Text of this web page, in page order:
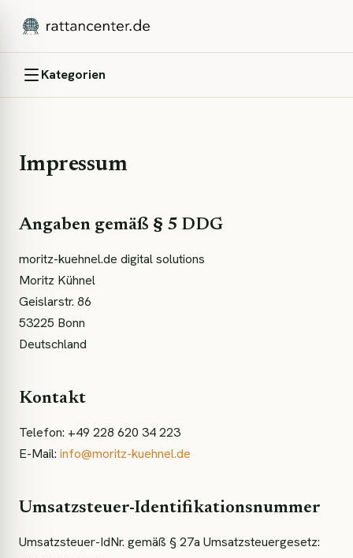
Kategorien
Impressum
Angaben gemäß § 5 DDG
moritz-kuehnel.de digital solutions
Moritz Kühnel
Geislarstr. 86
53225 Bonn
Deutschland
Kontakt
Telefon: +49 228 620 34 223
E-Mail: info@moritz-kuehnel.de
Umsatzsteuer-Identifikationsnummer
Umsatzsteuer-IdNr. gemäß § 27a Umsatzsteuergesetz: